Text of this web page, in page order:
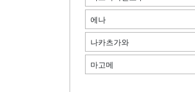
에나
나카츠가와
마고메